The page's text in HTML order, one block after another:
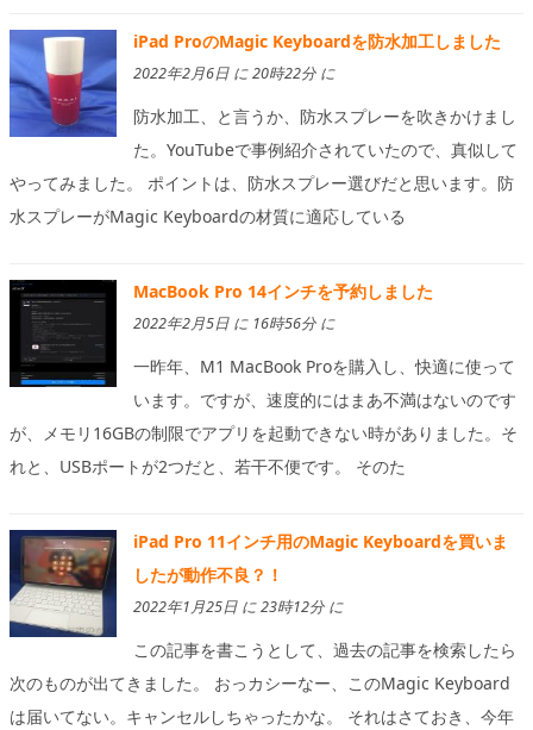
iPad ProのMagic Keyboardを防水加工しました
2022年2月6日 に 20時22分 に
防水加工、と言うか、防水スプレーを吹きかけまし
た。YouTubeで事例紹介されていたので、真似して
やってみました。 ポイントは、防水スプレー選びだと思います。防
水スプレーがMagic Keyboardの材質に適応している
MacBook Pro 14インチを予約しました
2022年2月5日 に 16時56分 に
一昨年、M1 MacBook Proを購入し、快適に使って
います。ですが、速度的にはまあ不満はないのです
が、メモリ16GBの制限でアプリを起動できない時がありました。そ
れと、USBポートが2つだと、若干不便です。 そのた
iPad Pro 11インチ用のMagic Keyboardを買いま
したが動作不良？！
2022年1月25日 に 23時12分 に
この記事を書こうとして、過去の記事を検索したら
次のものが出てきました。 おっカシーなー、このMagic Keyboard
は届いてない。キャンセルしちゃったかな。 それはさておき、今年